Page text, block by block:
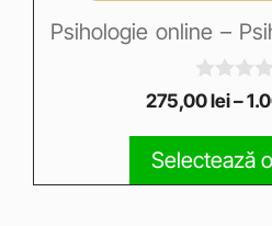
Psihologie online –
0
o
u
o
f
275,00lei–
Selectează